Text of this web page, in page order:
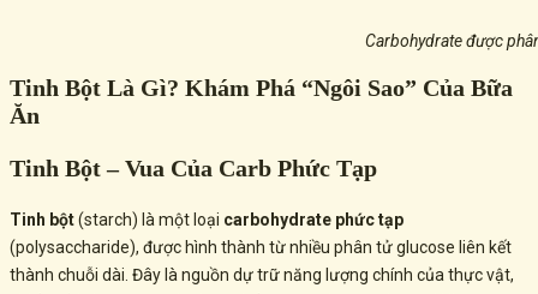
Carbohydrate được
Tinh Bột Là Gì? Khám Phá “Ngôi Sao” Của Bữa
Ăn
Tinh Bột – Vua Của Carb Phức Tạp
Tinh bột(starch) là một loại carbohydrate phức tạp
(polysaccharide), được hình thành từ nhiều phân tử glucose liên kết
thành chuỗi dài. Đây là nguồn dự trữ năng lượng chính của thực vật,